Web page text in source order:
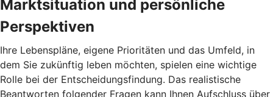
Marktsituation und persönliche
Perspektiven
Ihre Lebenspläne, eigene Prioritäten und das Umfeld, in
dem Sie zukünftig leben möchten, spielen eine wichtige
Rolle bei der Entscheidungsfindung. Das realistische
Beantworten folgender Fragen kann Ihnen Aufschluss über